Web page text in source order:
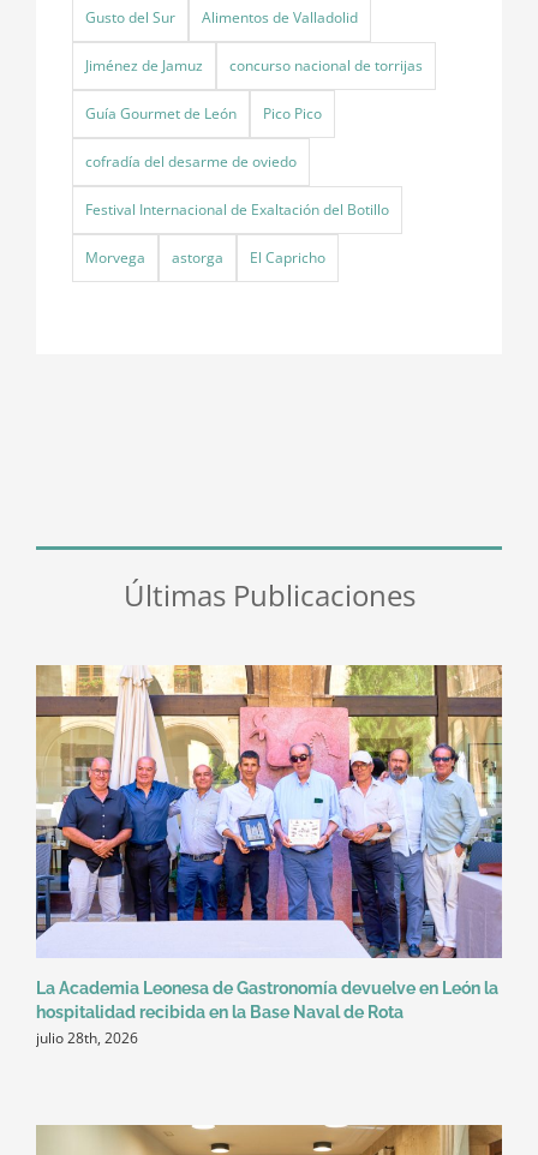
Gusto del Sur Alimentos de Valladolid
Jiménez de Jamuz concurso nacional de torrijas
Guía Gourmet de León Pico Pico
cofradía del desarme de oviedo
Festival Internacional de Exaltación del Botillo
Morvega astorga El Capricho
Últimas Publicaciones
La Academia Leonesa de Gastronomía devuelve en León la
hospitalidad recibida en la Base Naval de Rota
julio 28th, 2026